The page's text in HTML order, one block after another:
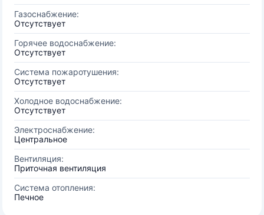
Газоснабжение:
Отсутствует
Горячее водоснабжение:
Отсутствует
Система пожаротушения:
Отсутствует
Холодное водоснабжение:
Отсутствует
Электроснабжение:
Центральное
Вентиляция:
Приточная вентиляция
Система отопления:
Печное